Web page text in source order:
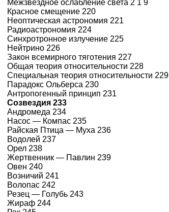
Межзвездное ослабление света 2 1 9
Красное смещение 220
Неоптическая астрономия 221
Радиоастрономия 224
Синхротронное излучение 225
Нейтрино 226
Закон всемирного тяготения 227
Общая теория относительности 228
Специальная теория относительности 229
Парадокс Ольберса 230
Антропогенный принцип 231
Созвездия 233
Андромеда 234
Насос — Компас 235
Райская Птица — Муха 236
Водолей 237
Орел 238
Жертвенник — Павлин 239
Овен 240
Возничий 241
Волопас 242
Резец — Голубь 243
Жираф 244